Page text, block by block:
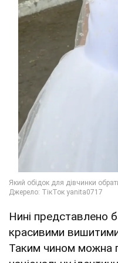
Нині представлено
красивими
Таким чином можна